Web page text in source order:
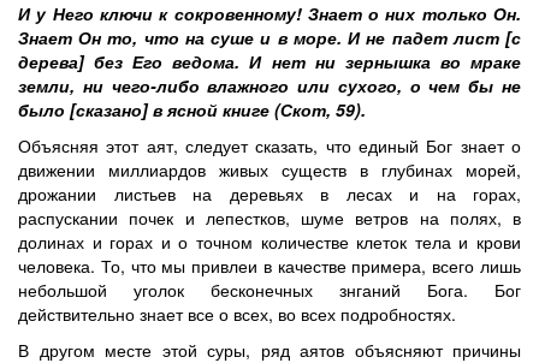
И у Него ключи к сокровенному! Знает о них только Он.
Знает Он то, что на суше и в море. И не падет лист [с
дерева] без Его ведома. И нет ни зернышка во мраке
земли, ни чего-либо влажного или сухого, о чем бы не
было [сказано] в ясной книге (Скот, 59).
Объясняя этот аят, следует сказать, что единый Бог знает о
движении миллиардов живых существ в глубинах морей,
дрожании листьев на деревьях в лесах и на горах,
распускании почек и лепестков, шуме ветров на полях, в
долинах и горах и о точном количестве клеток тела и крови
человека. То, что мы привлеи в качестве примера, всего лишь
небольшой уголок бесконечных знганий Бога. Бог
действительно знает все о всех, во всех подробностях.
В другом месте этой суры, ряд аятов объясняют причины